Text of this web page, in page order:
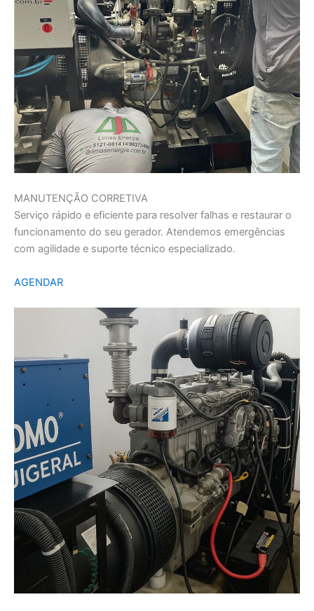
MANUTENÇÃO CORRETIVA
Serviço rápido e eficiente para resolver falhas e restaurar o
funcionamento do seu gerador. Atendemos emergências
com agilidade e suporte técnico especializado.
AGENDAR